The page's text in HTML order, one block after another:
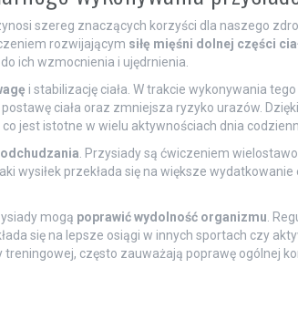
szereg znaczących korzyści dla naszego
rozwijającym siłę mięśni dolnej części
ich wzmocnienia i ujędrnienia.
i stabilizację ciała. W trakcie wykonywania
ciała oraz zmniejsza ryzyko urazów.
jest istotne w wielu aktywnościach dnia
odchudzania . Przysiady są ćwiczeniem
wysiłek przekłada się na większe
mogą poprawić wydolność organizmu .
się na lepsze osiągi w innych sportach czy
często zauważają poprawę ogólnej